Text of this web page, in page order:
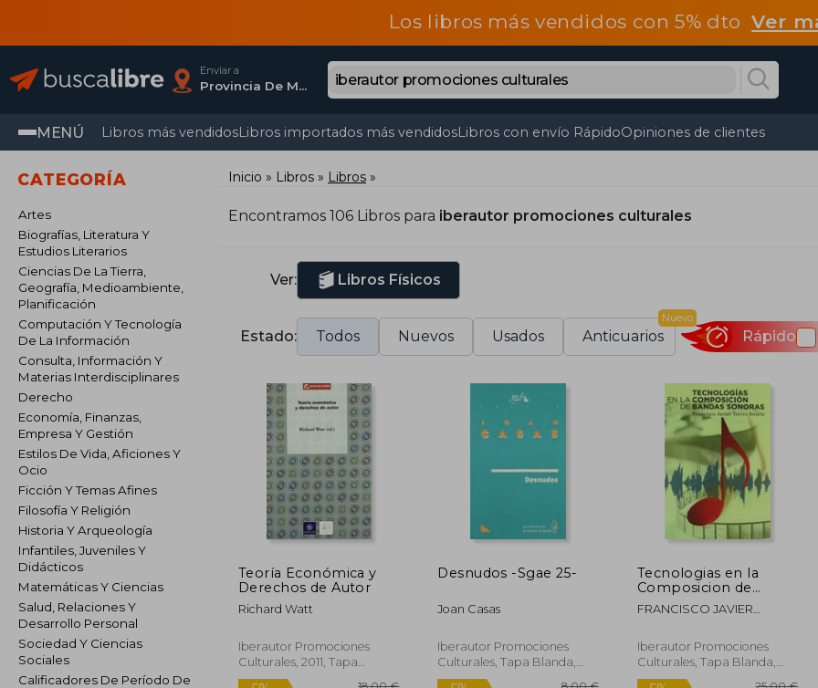
Los libros más vendidos con 5% dtoVer
Enviar a
Provincia De Madrid
MENÚ Libros más vendidosLibros importados más vendidosLibros con envío RápidoOpiniones de clientes
CATEGORÍA
Artes
Biografías, Literatura Y
Estudios Literarios
Ciencias De La Tierra,
Geografía, Medioambiente,
Planificación
Computación Y Tecnología
De La Información
Consulta, Información Y
Materias Interdisciplinares
Derecho
Economía, Finanzas,
Empresa Y Gestión
Estilos De Vida, Aficiones Y
Ocio
Ficción Y Temas Afines
Filosofía Y Religión
Historia Y Arqueología
Infantiles, Juveniles Y
Didácticos
Matemáticas Y Ciencias
Salud, Relaciones Y
Desarrollo Personal
Sociedad Y Ciencias
Sociales
Calificadores De Período De
Inicio Libros Libros
Encontramos 106 Libros para iberautor promociones culturales
Ver: Libros Físicos
Estado: Todos Nuevos Usados Anticuarios
Nuevo
Rápido
Teoría Económica y
Derechos de Autor
Richard Watt
Iberautor Promociones
Culturales, 2011, Tapa
Blanda, Nuevo
Desnudos -Sgae 25-
Joan Casas
Iberautor Promociones
Culturales, Tapa Blanda,
Nuevo
Tecnologias en la
Composicion de
Bandas Sonoras
FRANCISCO JAVIER
Iberautor Promociones
Culturales, Tapa Blanda,
Nuevo